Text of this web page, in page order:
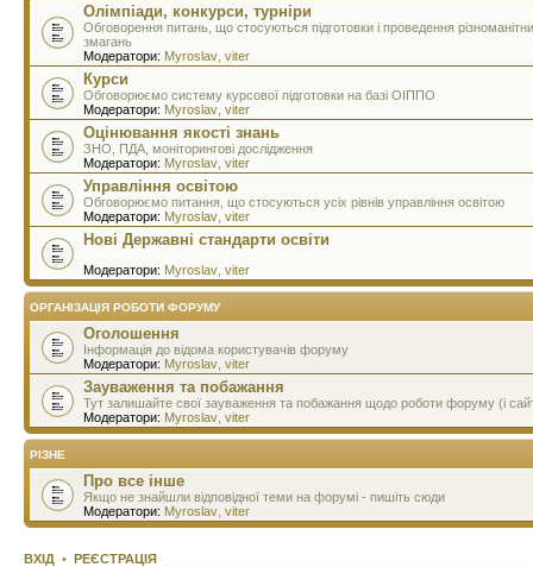
Олімпіади, конкурси, турніри
Обговорення питань, що стосуються підготовки і проведення
змагань
Модератори: Myroslav viter
Курси
Обговорюємо систему курсової підготовки на базі ОІППО
Модератори: Myroslav viter
Оцінювання якості знань
ЗНО, ПДА, моніторингові дослідження
Модератори: Myroslav viter
Управління освітою
Обговорюємо питання, що стосуються усіх рівнів управління освітою
Модератори: Myroslav viter
Нові Державні стандарти освіти
Модератори: Myroslav viter
ОРГАНІЗАЦІЯ РОБОТИ ФОРУМУ
Оголошення
Інформація до відома користувачів форуму
Модератори: Myroslav viter
Зауваження та побажання
Тут залишайте свої зауваження та побажання щодо роботи форуму (і
Модератори: Myroslav viter
РІЗНЕ
Про все інше
Якщо не знайшли відповідної теми на форумі - пишіть сюди
Модератори: Myroslav viter
ВХІД • РЕЄСТРАЦІЯ